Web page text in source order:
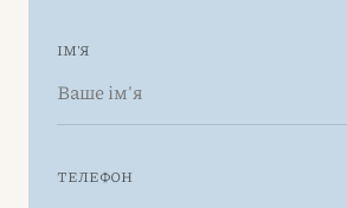
ІМ'Я
ТЕЛЕФОН